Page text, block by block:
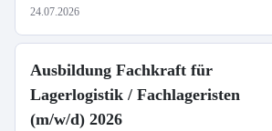
24.07.2026
Ausbildung Fachkraft für
Lagerlogistik / Fachlageristen
(m/w/d) 2026